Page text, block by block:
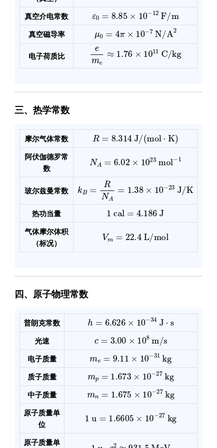
真空介电常数
ε0=8.85×10−12 F/m
真空磁导率
μ0=4π×10−7 N/A2
电子荷质比
eme≈1.76×1011 C/kg
三、热学常数
摩尔气体常数
R=8.314 J/(mol⋅K)
阿伏伽德罗常
数
NA 6.02 × 23 mol− 1
玻尔兹曼常数
k NA ×10 23 J/K
热功当量
1 cal=4.186 J
气体摩尔体积
（标况）
Vm 22.4 L/mol
四、原子物理常数
普朗克常数
h=6.626×10−34 J⋅s
光速
c=3.00×108 m/s
电子质量
me=9.11×10−31 kg
质子质量
mp=1.673×10−27 kg
中子质量
mn=1.675×10−27 kg
原子质量单
位
27
原子质量单
2